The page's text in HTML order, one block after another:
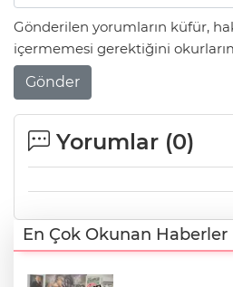
Gönderilen yorumların küfür,
içermemesi gerektiğini
Gönder
Yorumlar (0)
En Çok Okunan Haberler